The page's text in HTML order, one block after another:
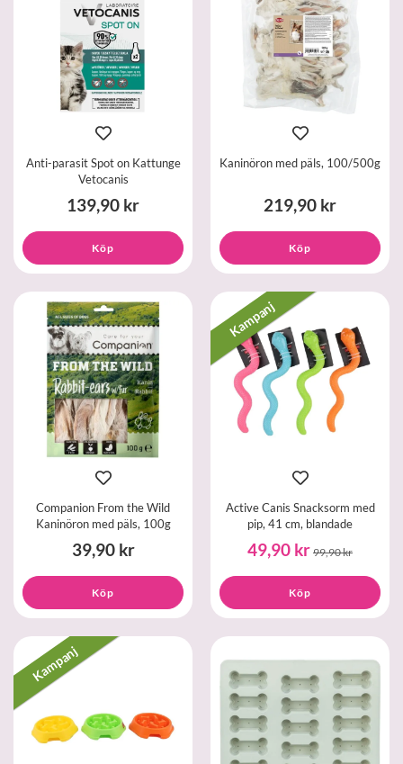
Anti-parasit Spot on Kattunge
Vetocanis
139,90 kr
Köp
Kaninöron med päls, 100/500g
219,90 kr
Köp
Companion From the Wild
Kaninöron med päls, 100g
39,90 kr
Köp
Kampanj
Active Canis Snacksorm med
pip, 41 cm, blandade
49,90 kr 99,90 kr
Köp
Kampanj